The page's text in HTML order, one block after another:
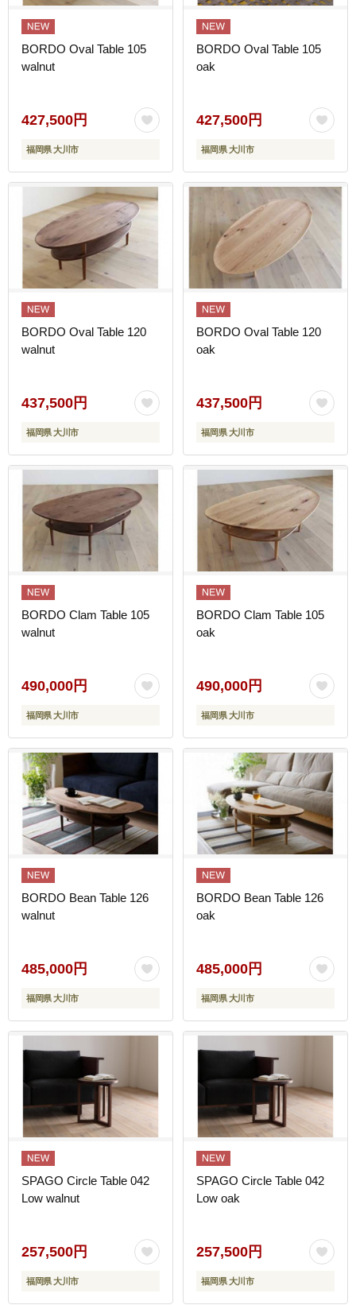
BORDO Oval Table 105
walnut
427,500円
福岡県 大川市
BORDO Oval Table 105
oak
427,500円
福岡県 大川市
BORDO Oval Table 120
walnut
437,500円
福岡県 大川市
BORDO Oval Table 120
oak
437,500円
福岡県 大川市
BORDO Clam Table 105
walnut
490,000円
福岡県 大川市
BORDO Clam Table 105
oak
490,000円
福岡県 大川市
BORDO Bean Table 126
walnut
485,000円
福岡県 大川市
BORDO Bean Table 126
oak
485,000円
福岡県 大川市
SPAGO Circle Table 042
Low walnut
257,500円
福岡県 大川市
SPAGO Circle Table 042
Low oak
257,500円
福岡県 大川市